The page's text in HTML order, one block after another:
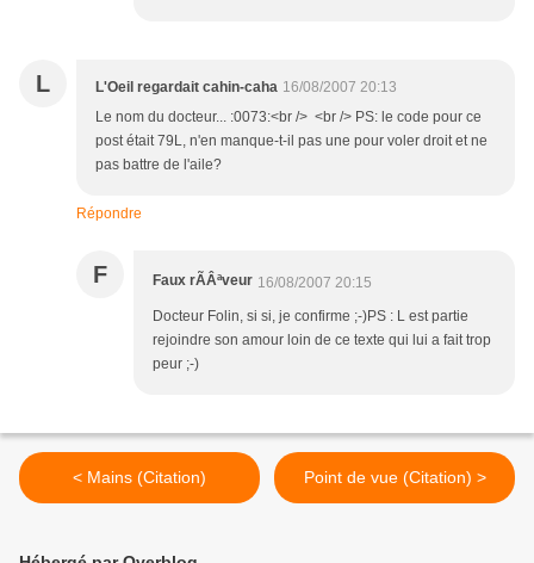
L L'Oeil regardait cahin-caha 16/08/2007 20:13
Le nom du docteur... :0073:<br /> <br /> PS: le code pour ce
post était 79L, n'en manque-t-il pas une pour voler droit et ne
pas battre de l'aile?
Répondre
F Faux rÃÂªveur 16/08/2007 20:15
Docteur Folin, si si, je confirme ;-)PS : L est partie
rejoindre son amour loin de ce texte qui lui a fait trop
peur ;-)
< Mains (Citation) Point de vue (Citation) >